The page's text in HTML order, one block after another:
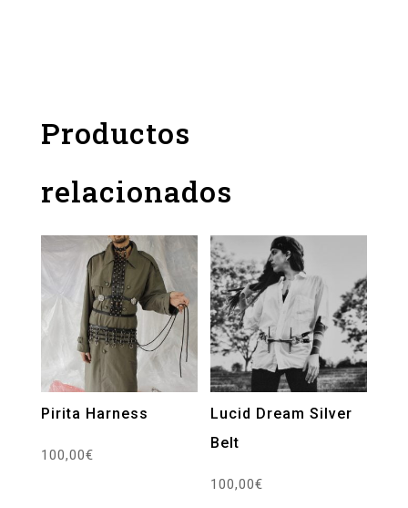
Productos
relacionados
Pirita Harness
100,00€
Lucid Dream Silver
Belt
100,00€